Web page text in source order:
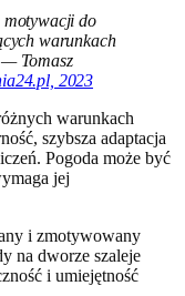
motywacji do
warunkach
Tomasz
2023
warunkach
szybsza adaptacja
Pogoda może być
jej
i zmotywowany
na dworze szaleje
i umiejętność